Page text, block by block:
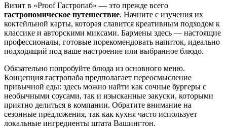
Визит в «Proof Гастропаб» — это прежде всего
гастрономическое путешествие. Начните с изучения их
коктейльной карты, которая славится креативным подходом к
классике и авторскими миксами. Бармены здесь — настоящие
профессионалы, готовые порекомендовать напиток, идеально
подходящий под ваше настроение или выбранное блюдо.
Обязательно попробуйте блюда из основного меню.
Концепция гастропаба предполагает переосмысление
привычной еды: здесь можно найти как сочные бургеры с
необычными соусами, так и изысканные закуски, которыми
приятно делиться в компании. Обратите внимание на
сезонные предложения, так как кухня часто использует
локальные ингредиенты штата Вашингтон.